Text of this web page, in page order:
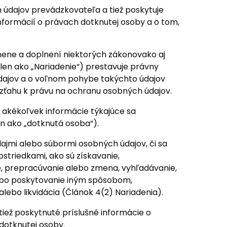
prevádzkovateľa a tiež poskytuje
o právach dotknutej osoby a o tom,
a doplnení niektorých zákonovako aj
ako „Nariadenie“) prestavuje právny
a o voľnom pohybe takýchto údajov
k právu na ochranu osobných údajov.
akékoľvek informácie týkajúce sa
ako „dotknutá osoba“).
alebo súbormi osobných údajov, či sa
ako sú získavanie,
prepracúvanie alebo zmena, vyhľadávanie,
poskytovanie iným spôsobom,
likvidácia (Článok 4(2) Nariadenia).
poskytnuté príslušné informácie o